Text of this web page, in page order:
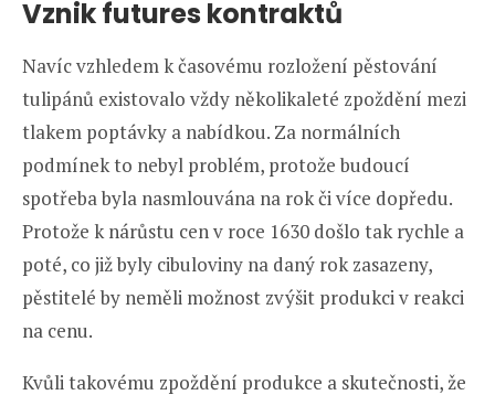
Vznik futures kontraktů
Navíc vzhledem k časovému rozložení pěstování
tulipánů existovalo vždy několikaleté zpoždění mezi
tlakem poptávky a nabídkou. Za normálních
podmínek to nebyl problém, protože budoucí
spotřeba byla nasmlouvána na rok či více dopředu.
Protože k nárůstu cen v roce 1630 došlo tak rychle a
poté, co již byly cibuloviny na daný rok zasazeny,
pěstitelé by neměli možnost zvýšit produkci v reakci
na cenu.
Kvůli takovému zpoždění produkce a skutečnosti, že